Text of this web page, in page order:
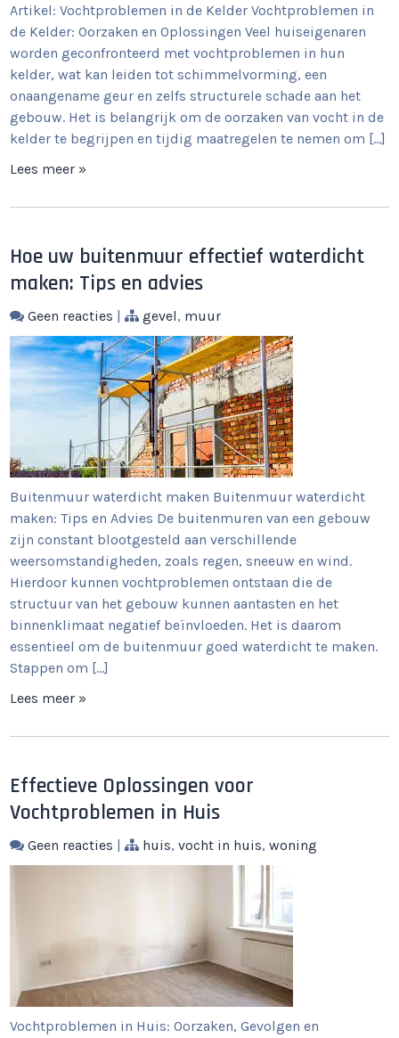
Artikel: Vochtproblemen in de Kelder Vochtproblemen in
de Kelder: Oorzaken en Oplossingen Veel huiseigenaren
worden geconfronteerd met vochtproblemen in hun
kelder, wat kan leiden tot schimmelvorming, een
onaangename geur en zelfs structurele schade aan het
gebouw. Het is belangrijk om de oorzaken van vocht in de
kelder te begrijpen en tijdig maatregelen te nemen om […]
Lees meer »
Hoe uw buitenmuur effectief waterdicht
maken: Tips en advies
Geen reacties | gevel, muur
Buitenmuur waterdicht maken Buitenmuur waterdicht
maken: Tips en Advies De buitenmuren van een gebouw
zijn constant blootgesteld aan verschillende
weersomstandigheden, zoals regen, sneeuw en wind.
Hierdoor kunnen vochtproblemen ontstaan die de
structuur van het gebouw kunnen aantasten en het
binnenklimaat negatief beïnvloeden. Het is daarom
essentieel om de buitenmuur goed waterdicht te maken.
Stappen om […]
Lees meer »
Effectieve Oplossingen voor
Vochtproblemen in Huis
Geen reacties | huis,vocht in huis,woning
Vochtproblemen in Huis: Oorzaken, Gevolgen en